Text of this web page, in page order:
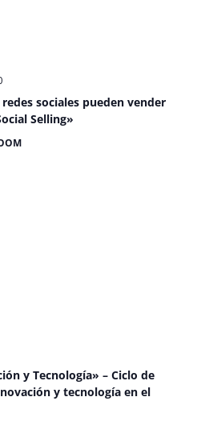
sociales pueden vender
Selling»
y Tecnología» – Ciclo de
y tecnología en el